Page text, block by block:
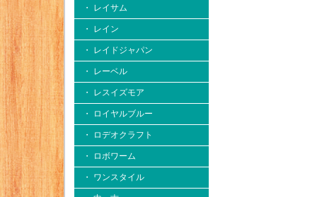
・ レイサム
・ レイン
・ レイドジャパン
・ レーベル
・ レスイズモア
・ ロイヤルブルー
・ ロデオクラフト
・ ロボワーム
・ ワンスタイル